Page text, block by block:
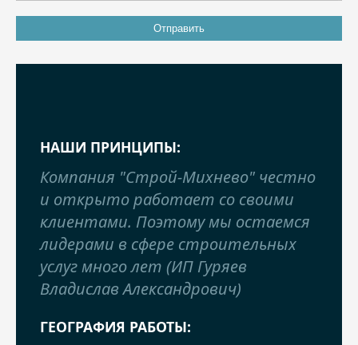
НАШИ ПРИНЦИПЫ:
Компания "Строй-Михнево" честно
и открыто работает со своими
клиентами. Поэтому мы остаемся
лидерами в сфере строительных
услуг много лет (ИП Гуряев
Владислав Александрович)
ГЕОГРАФИЯ РАБОТЫ: